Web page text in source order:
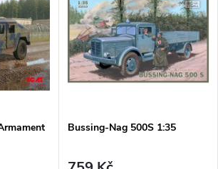
Bussing-Nag 500S 1:35